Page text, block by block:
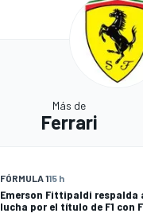
Más de
Ferrari
FÓRMULA 115 h
Emerson Fittipaldi respalda
lucha por el título de F1 con